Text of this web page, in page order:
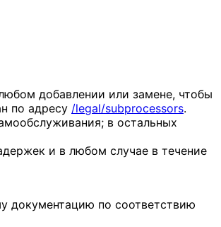
добавлении или замене, чтобы
по адресу /legal/subprocessors.
в остальных
и в любом случае в течение
документацию по соответствию